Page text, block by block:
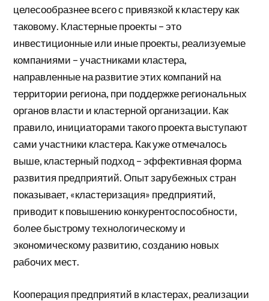
целесообразнее всего с привязкой к кластеру как
таковому. Кластерные проекты – это
инвестиционные или иные проекты, реализуемые
компаниями – участниками кластера,
направленные на развитие этих компаний на
территории региона, при поддержке региональных
органов власти и кластерной организации. Как
правило, инициаторами такого проекта выступают
сами участники кластера. Как уже отмечалось
выше, кластерный подход – эффективная форма
развития предприятий. Опыт зарубежных стран
показывает, «кластеризация» предприятий,
приводит к повышению конкурентоспособности,
более быстрому технологическому и
экономическому развитию, созданию новых
рабочих мест.
Кооперация предприятий в кластерах, реализации